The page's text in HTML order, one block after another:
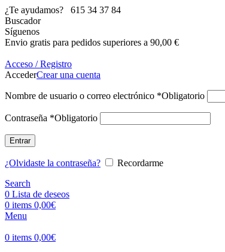
¿Te ayudamos?
615 34 37 84
Buscador
Síguenos
Envio gratis para pedidos superiores a 90,00 €
Acceso / Registro
AccederCrear una cuenta
Nombre de usuario o correo electrónico *Obligatorio
Contraseña *Obligatorio
Entrar
¿Olvidaste la contraseña?
Recordarme
Search
0 Lista de deseos
0 items 0,00€
Menu
0 items 0,00€